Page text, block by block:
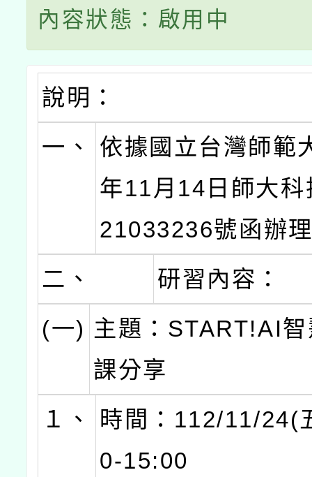
內容狀態：啟用中
說明：
一、
依據國立台灣師範
年11月14日師大
21033236號函辦
二、
研習內容：
(一) 主題：START!AI
課分享
１、
時間：112/11/24(
0-15:00